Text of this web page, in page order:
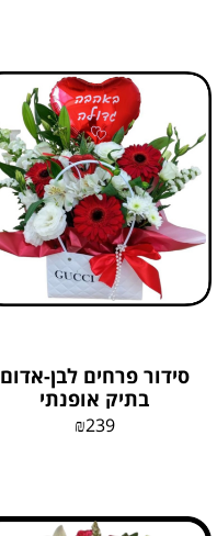
סידור פרחים לבן-אדום
בתיק אופנתי
₪239